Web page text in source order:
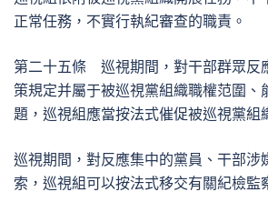
正常任務，不實行執紀審查的職責。
第二十五條 巡視期間，對干部群眾反
策規定并屬于被巡視黨組織職權范圍、
題，巡視組應當按法式催促被巡視黨組
巡視期間，對反應集中的黨員、干部涉
索，巡視組可以按法式移交有關紀檢監